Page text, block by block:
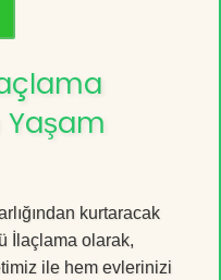
Yaşam
kurtaracak
İlaçlama olarak,
ile hem evlerinizi